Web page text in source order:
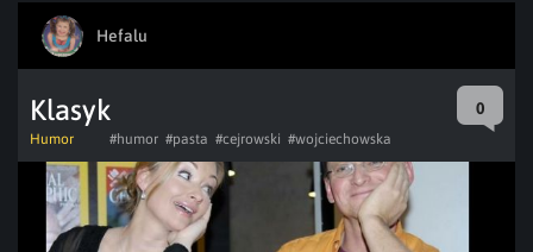
Hefalu
Klasyk 0
Humor #humor #pasta #cejrowski #wojciechowska